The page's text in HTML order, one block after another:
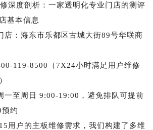
深度剖析：一家透明化专业门店的测评
基本信息
店：海东市乐都区古城大街89号华联商
119-8500（7X24小时满足用户维修
一至周日 9:00-19:00，避免排队可提前
约
用户的主板维修需求，我们构建了多维